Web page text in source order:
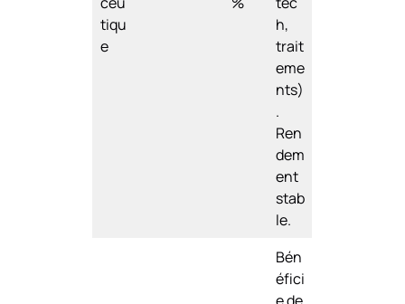
tiqu
e
h,
trait
eme
nts)
.
Ren
dem
ent
stab
le.
Bén
éfici